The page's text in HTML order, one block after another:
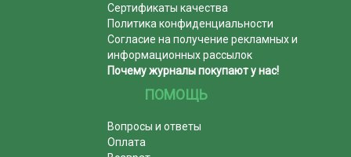
Сертификаты качества
Политика конфиденциальности
Согласие на получение рекламных и
информационных рассылок
Почему журналы покупают у нас!
ПОМОЩЬ
Вопросы и ответы
Оплата